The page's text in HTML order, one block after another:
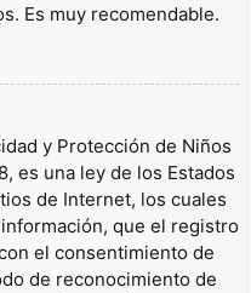
Es muy recomendable.
y Protección de Niños
es una ley de los Estados
de Internet, los cuales
que el registro
el consentimiento de
de reconocimiento de